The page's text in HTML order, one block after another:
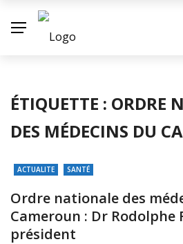
ÉTIQUETTE : ORDRE
DES MÉDECINS DU
ACTUALITE SANTÉ
Ordre nationale des
Cameroun : Dr Rodolphe
président